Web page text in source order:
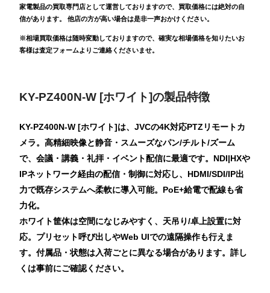
家電製品の買取専門店として運営しておりますので、買取価格には絶対の自
信があります。 他店の方が高い場合は是非一声おかけください。
※相場買取価格は随時変動しておりますので、確実な相場価格を知りたいお
客様は査定フォームよりご連絡くださいませ。
KY-PZ400N-W [ホワイト]の製品特徴
KY-PZ400N-W [ホワイト]は、JVCの4K対応PTZリモートカ
メラ。高精細映像と静音・スムーズなパン/チルト/ズーム
で、会議・講義・礼拝・イベント配信に最適です。NDI|HXや
IPネットワーク経由の配信・制御に対応し、HDMI/SDI/IP出
力で既存システムへ柔軟に導入可能。PoE+給電で配線も省
力化。
ホワイト筐体は空間になじみやすく、天吊り/卓上設置に対
応。プリセット呼び出しやWeb UIでの遠隔操作も行えま
す。付属品・状態は入荷ごとに異なる場合があります。詳し
くは事前にご確認ください。